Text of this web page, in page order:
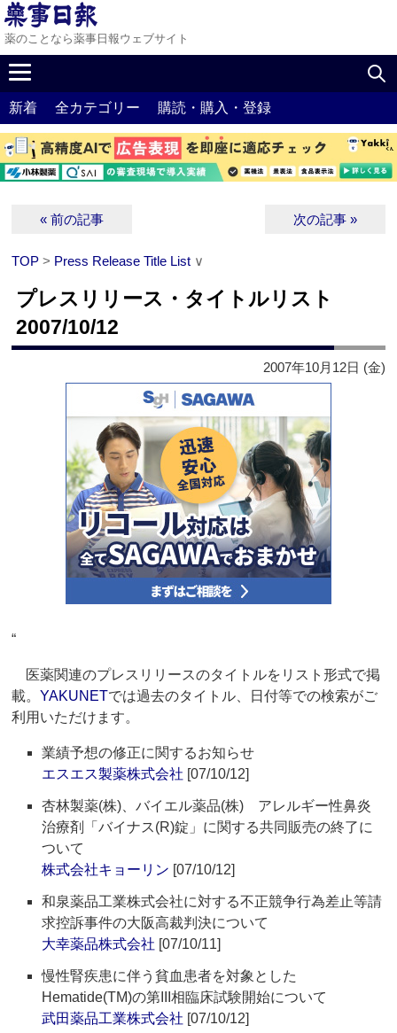
薬のことなら薬事日報ウェブサイト
新着 全カテゴリー 購読・購入・登録
« 前の記事 次の記事 »
TOP > Press Release Title List ∨
プレスリリース・タイトルリスト
2007/10/12
2007年10月12日 (金)
“
医薬関連のプレスリリースのタイトルをリスト形式で掲
載。YAKUNETでは過去のタイトル、日付等での検索がご
利用いただけます。
業績予想の修正に関するお知らせ
エスエス製薬株式会社 [07/10/12]
杏林製薬(株)、バイエル薬品(株) アレルギー性鼻炎
治療剤「バイナス(R)錠」に関する共同販売の終了に
ついて
株式会社キョーリン [07/10/12]
和泉薬品工業株式会社に対する不正競争行為差止等請
求控訴事件の大阪高裁判決について
大幸薬品株式会社 [07/10/11]
慢性腎疾患に伴う貧血患者を対象とした
Hematide(TM)の第III相臨床試験開始について
武田薬品工業株式会社 [07/10/12]